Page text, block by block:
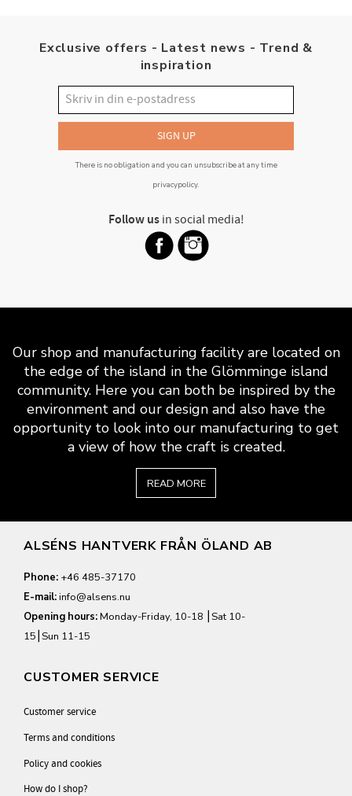
Exclusive offers - Latest news - Trend &
inspiration
SIGN UP
There is no obligation and you can unsubscribe at any time
privacypolicy.
Follow usin social media!
Our shop and manufacturing facility are located on
the edge of the island in the Glömminge island
community. Here you can both be inspired by the
environment and our design and also have the
opportunity to look into our manufacturing to get
a view of how the craft is created.
READ MORE
ALSÉNS HANTVERK FRÅN ÖLAND AB
Phone: +46 485-37170
E-mail:info@alsens.nu
Opening hours:Monday-Friday, 10-18 ⎮Sat 10-
15⎮Sun 11-15
CUSTOMER SERVICE
Customer service
Terms and conditions
Policy and cookies
How do I shop?